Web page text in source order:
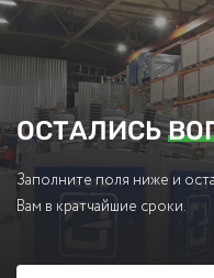
ОСТАЛИСЬ
Заполните поля ниже и
Вам в кратчайшие сроки.